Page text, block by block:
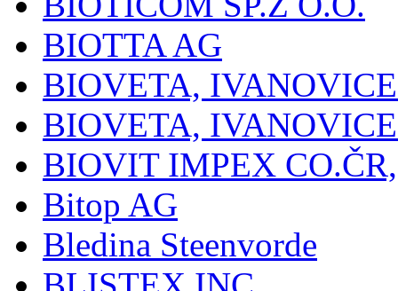
BIOTTA AG
BIOVETA,
BIOVETA,
BIOVIT IMPEX
Bitop AG
Bledina Steenvorde